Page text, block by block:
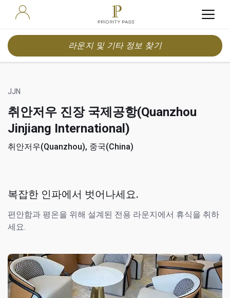
라운지 및 기타 정보 찾기
JJN
취안저우 진장 국제공항(Quanzhou
Jinjiang International)
취안저우(Quanzhou), 중국(China)
복잡한 인파에서 벗어나세요.
편안함과 평온을 위해 설계된 전용 라운지에서 휴식을 취하
세요.